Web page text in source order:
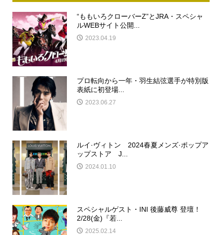
“ももいろクローバーZ”とJRA・スペシャ
ルWEBサイト公開...
2023.04.19
プロ転向から一年・羽生結弦選手が特別版
表紙に初登場...
2023.06.27
ルイ·ヴィトン 2024春夏メンズ·ポップア
ップストア J...
2024.01.10
スペシャルゲスト・INI 後藤威尊 登壇！
2/28(金)『若...
2025.02.14